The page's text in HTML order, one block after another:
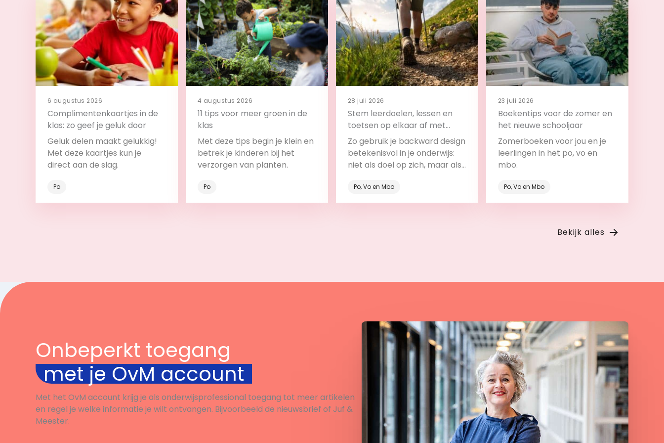
6 augustus 2026
Complimentenkaartjes in de
klas: zo geef je geluk door
Geluk delen maakt gelukkig!
Met deze kaartjes kun je
direct aan de slag.
Po
4 augustus 2026
11 tips voor meer groen in de
klas
Met deze tips begin je klein en
betrek je kinderen bij het
verzorgen van planten.
Po
28 juli 2026
Stem leerdoelen, lessen en
toetsen op elkaar af met
backward design
Zo gebruik je backward design
betekenisvol in je onderwijs:
niet als doel op zich, maar als
Po, Vo en Mbo
23 juli 2026
Boekentips voor de zomer en
het nieuwe schooljaar
Zomerboeken voor jou en je
leerlingen in het po, vo en
mbo.
Po, Vo en Mbo
Bekijk alles
Onbeperkt toegang
met je OvM account
Met het OvM account krijg je als onderwijsprofessional toegang tot meer artikelen
en regel je welke informatie je wilt ontvangen. Bijvoorbeeld de nieuwsbrief of Juf &
Meester.